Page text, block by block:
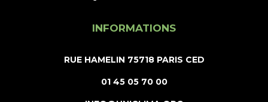
INFORMATIONS
RUE HAMELIN 75718 PARIS CED
01 45 05 70 00